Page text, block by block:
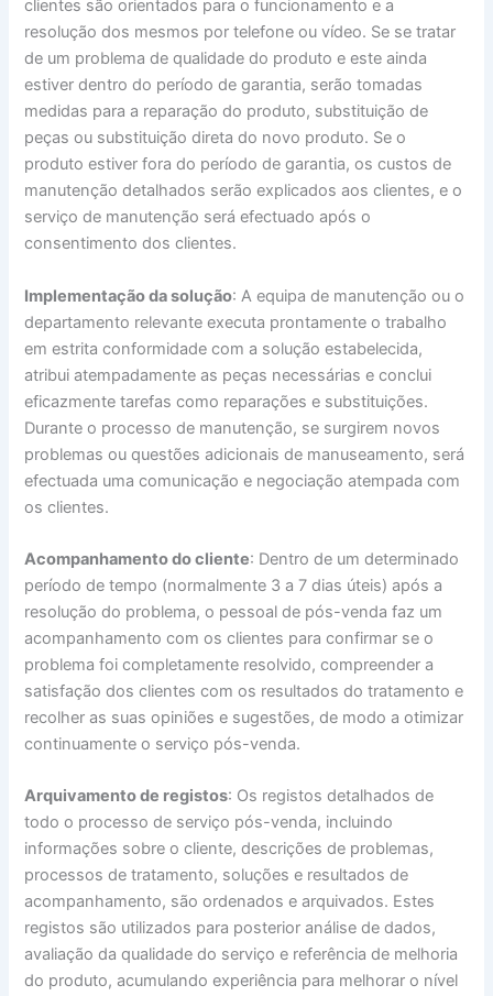
clientes são orientados para o funcionamento e a
resolução dos mesmos por telefone ou vídeo. Se se tratar
de um problema de qualidade do produto e este ainda
estiver dentro do período de garantia, serão tomadas
medidas para a reparação do produto, substituição de
peças ou substituição direta do novo produto. Se o
produto estiver fora do período de garantia, os custos de
manutenção detalhados serão explicados aos clientes, e o
serviço de manutenção será efectuado após o
consentimento dos clientes.
Implementação da solução: A equipa de manutenção ou o
departamento relevante executa prontamente o trabalho
em estrita conformidade com a solução estabelecida,
atribui atempadamente as peças necessárias e conclui
eficazmente tarefas como reparações e substituições.
Durante o processo de manutenção, se surgirem novos
problemas ou questões adicionais de manuseamento, será
efectuada uma comunicação e negociação atempada com
os clientes.
Acompanhamento do cliente: Dentro de um determinado
período de tempo (normalmente 3 a 7 dias úteis) após a
resolução do problema, o pessoal de pós-venda faz um
acompanhamento com os clientes para confirmar se o
problema foi completamente resolvido, compreender a
satisfação dos clientes com os resultados do tratamento e
recolher as suas opiniões e sugestões, de modo a otimizar
continuamente o serviço pós-venda.
Arquivamento de registos: Os registos detalhados de
todo o processo de serviço pós-venda, incluindo
informações sobre o cliente, descrições de problemas,
processos de tratamento, soluções e resultados de
acompanhamento, são ordenados e arquivados. Estes
registos são utilizados para posterior análise de dados,
avaliação da qualidade do serviço e referência de melhoria
do produto, acumulando experiência para melhorar o nível